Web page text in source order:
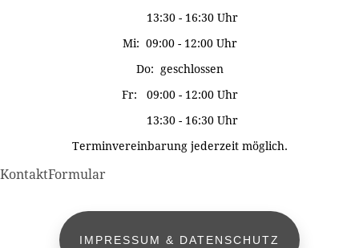
13:30 - 16:30 Uhr
Mi: 09:00 - 12:00 Uhr
Do: geschlossen
Fr: 09:00 - 12:00 Uhr
13:30 - 16:30 Uhr
Terminvereinbarung jederzeit möglich.
KontaktFormular
IMPRESSUM & DATENSCHUTZ